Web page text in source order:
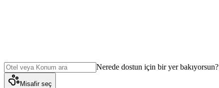
Nerede dostun için bir yer bakıyorsun?
Misafir seç